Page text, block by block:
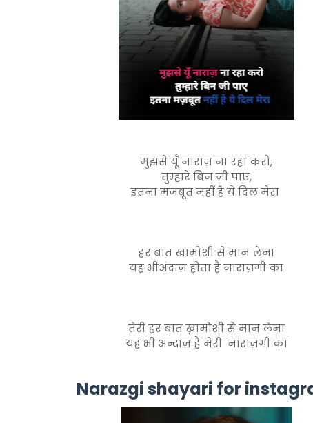
मुझसे यूँ नाराज़ ना रहा करो,
तुम्हारे बिन जी पाए,
इतना मज़बूत नहीं है ये दिल मेरा
हर बात खामोशी से मान लेना
यह भीअंदाज़ होता है नाराज़गी का
तेरी हर बात ख़ामोशी से मान लेना
यह भी अन्दाज़ है मेरी नाराज़गी का
Narazgi shayari for